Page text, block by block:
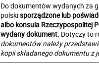
Do dokumentów wydanych za
polskisporządzone lub
albo konsula Rzeczypospolitej
wydany dokument. Dotyczy to
dokumentów należy
kopii składanego dokumentu z